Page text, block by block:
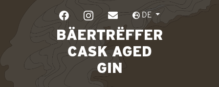
DE
BÄERTRËFFER
CASK AGED
GIN